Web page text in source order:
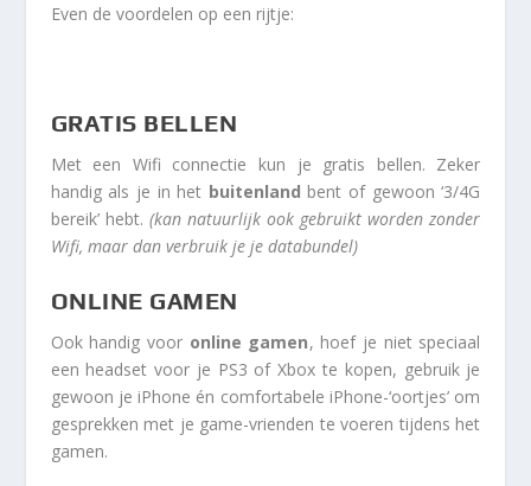
Even de voordelen op een rijtje:
GRATIS BELLEN
Met een Wifi connectie kun je gratis bellen. Zeker
handig als je in het buitenland bent of gewoon ‘3/4G
bereik’ hebt. (kan natuurlijk ook gebruikt worden zonder
Wifi, maar dan verbruik je je databundel)
ONLINE GAMEN
Ook handig voor online gamen, hoef je niet speciaal
een headset voor je PS3 of Xbox te kopen, gebruik je
gewoon je iPhone én comfortabele iPhone-‘oortjes’ om
gesprekken met je game-vrienden te voeren tijdens het
gamen.